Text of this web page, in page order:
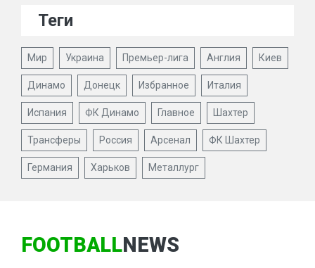
Теги
Мир Украина Премьер-лига Англия Киев
Динамо Донецк Избранное Италия
Испания ФК Динамо Главное Шахтер
Трансферы Россия Арсенал ФК Шахтер
Германия Харьков Металлург
FOOTBALLNEWS